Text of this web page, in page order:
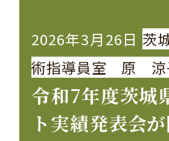
2026年3月26日 茨
術指導員室 原 涼
令和7年度茨城
ト実績発表会